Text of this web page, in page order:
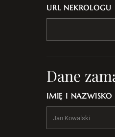
URL NEKROLOGU
Dane
IMIĘ I NAZWISKO